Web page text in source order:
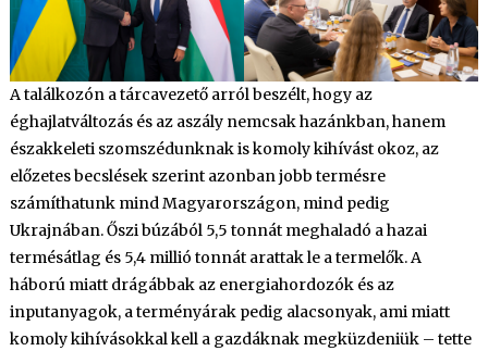
A találkozón a tárcavezető arról beszélt, hogy az
éghajlatváltozás és az aszály nemcsak hazánkban, hanem
északkeleti szomszédunknak is komoly kihívást okoz, az
előzetes becslések szerint azonban jobb termésre
számíthatunk mind Magyarországon, mind pedig
Ukrajnában. Őszi búzából 5,5 tonnát meghaladó a hazai
termésátlag és 5,4 millió tonnát arattak le a termelők. A
háború miatt drágábbak az energiahordozók és az
inputanyagok, a terményárak pedig alacsonyak, ami miatt
komoly kihívásokkal kell a gazdáknak megküzdeniük – tette